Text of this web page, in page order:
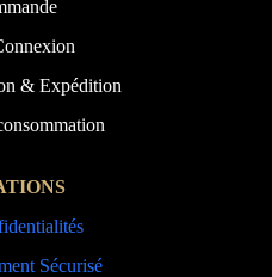
& Expédition
Sécurisé